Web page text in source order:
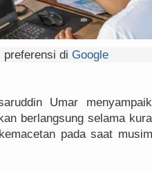
preferensi di Google
Umar
berlangsung selama
pada saat